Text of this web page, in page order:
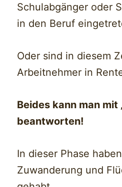
Schulabgänger oder
in den Beruf
Oder sind in diesem
Arbeitnehmer in
Beides kann man mit
beantworten!
In dieser Phase
Zuwanderung und